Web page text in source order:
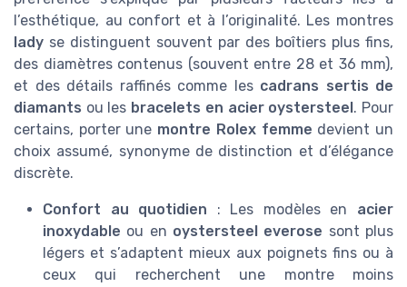
l’esthétique, au confort et à l’originalité. Les montres
lady se distinguent souvent par des boîtiers plus fins,
des diamètres contenus (souvent entre 28 et 36 mm),
et des détails raffinés comme les cadrans sertis de
diamants ou les bracelets en acier oystersteel. Pour
certains, porter une montre Rolex femme devient un
choix assumé, synonyme de distinction et d’élégance
discrète.
Confort au quotidien : Les modèles en acier
inoxydable ou en oystersteel everose sont plus
légers et s’adaptent mieux aux poignets fins ou à
ceux qui recherchent une montre moins